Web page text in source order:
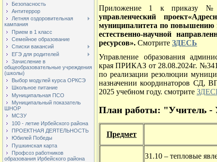
Безопасность
Антитеррор
Летняя оздоровительная
кампания
Прием в 1 класс
Семейное образование
Списки вакансий
ЕГЭ для родителей
Зачисление в
общеобразовательные учреждения
(школы)
Выбор модулей курса ОРКСЭ
Школьное питание
Муниципальная ПСО
Муниципальный показатель
ШНОР
МСЗУ
100 - летие Ирбейского района
ПРОЕКТНАЯ ДЕЯТЕЛЬНОСТЬ
Юбилей Победы
Пушкинская карта
Профсоз работников
образования Ирбейского района
Приложение 1 к
управленческий
муниципалитета по повышению
естественно-научной
ресурсов». Смотрите ЗДЕСЬ
Управление образования
края ПРИКАЗ от 28.08.2024г.
по реализации резолюции
назначении координаторов СД,
2025 учебном году. смотрите
План работы: "Учитель -
Предмет
31.10 – тепловые